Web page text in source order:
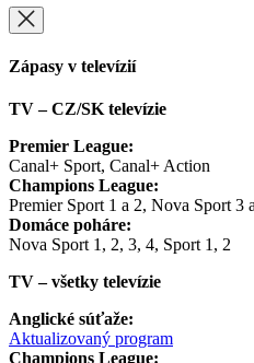
Zápasy v televízií
TV – CZ/SK televízie
Premier League:
Canal+ Sport, Canal+ Action
Champions League:
Premier Sport 1 a 2, Nova Sport 3
Domáce poháre:
Nova Sport 1, 2, 3, 4, Sport 1, 2
TV – všetky televízie
Anglické súťaže:
Aktualizovaný program
Champions League: